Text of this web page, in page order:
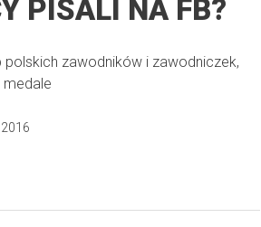
PISALI NA FB?
polskich zawodników i zawodniczek,